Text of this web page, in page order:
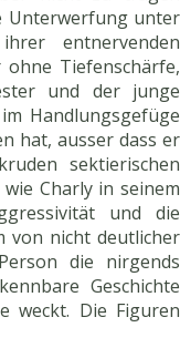
Unterwerfung unter
entnervenden
Tiefenschärfe,
und der junge
Handlungsgefüge
hat, ausser dass er
sektierischen
Charly in seinem
und die
von nicht deutlicher
die nirgends
Geschichte
weckt. Die Figuren